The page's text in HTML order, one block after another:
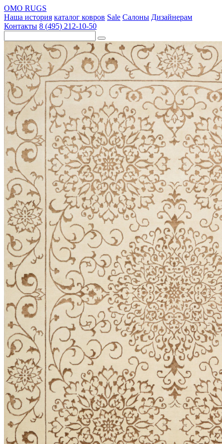
OMO RUGS
Наша история каталог ковров Sale Салоны Дизайнерам
Контакты 8 (495) 212-10-50